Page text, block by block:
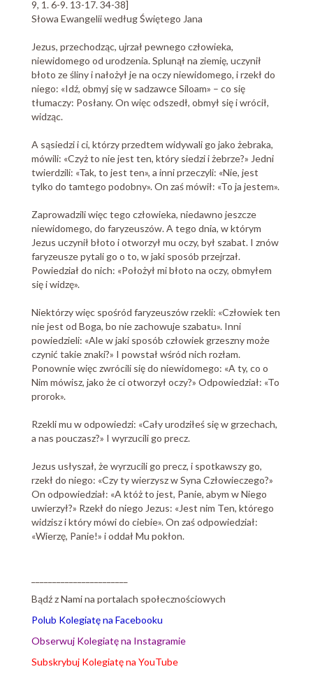
9, 1. 6-9. 13-17. 34-38]
Słowa Ewangelii według Świętego Jana
Jezus, przechodząc, ujrzał pewnego człowieka,
niewidomego od urodzenia. Splunął na ziemię, uczynił
błoto ze śliny i nałożył je na oczy niewidomego, i rzekł do
niego: «Idź, obmyj się w sadzawce Siloam» – co się
tłumaczy: Posłany. On więc odszedł, obmył się i wrócił,
widząc.
A sąsiedzi i ci, którzy przedtem widywali go jako żebraka,
mówili: «Czyż to nie jest ten, który siedzi i żebrze?» Jedni
twierdzili: «Tak, to jest ten», a inni przeczyli: «Nie, jest
tylko do tamtego podobny». On zaś mówił: «To ja jestem».
Zaprowadzili więc tego człowieka, niedawno jeszcze
niewidomego, do faryzeuszów. A tego dnia, w którym
Jezus uczynił błoto i otworzył mu oczy, był szabat. I znów
faryzeusze pytali go o to, w jaki sposób przejrzał.
Powiedział do nich: «Położył mi błoto na oczy, obmyłem
się i widzę».
Niektórzy więc spośród faryzeuszów rzekli: «Człowiek ten
nie jest od Boga, bo nie zachowuje szabatu». Inni
powiedzieli: «Ale w jaki sposób człowiek grzeszny może
czynić takie znaki?» I powstał wśród nich rozłam.
Ponownie więc zwrócili się do niewidomego: «A ty, co o
Nim mówisz, jako że ci otworzył oczy?» Odpowiedział: «To
prorok».
Rzekli mu w odpowiedzi: «Cały urodziłeś się w grzechach,
a nas pouczasz?» I wyrzucili go precz.
Jezus usłyszał, że wyrzucili go precz, i spotkawszy go,
rzekł do niego: «Czy ty wierzysz w Syna Człowieczego?»
On odpowiedział: «A któż to jest, Panie, abym w Niego
uwierzył?» Rzekł do niego Jezus: «Jest nim Ten, którego
widzisz i który mówi do ciebie». On zaś odpowiedział:
«Wierzę, Panie!» i oddał Mu pokłon.
Bądź z Nami na portalach społecznościowych
Polub Kolegiatę na Facebooku
Obserwuj Kolegiatę na Instagramie
Subskrybuj Kolegiatę na YouTube